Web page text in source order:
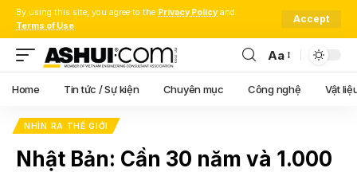
By using this site, you agree to the Privacy Policy and
Terms of Use.
Accept
Font
Resizer
Aa
Home Tin tức / Sự kiện Chuyên mục Công nghệ Vật
NHÌN RA THẾ GIỚI
Nhật Bản: Cần 30 năm và 1.000